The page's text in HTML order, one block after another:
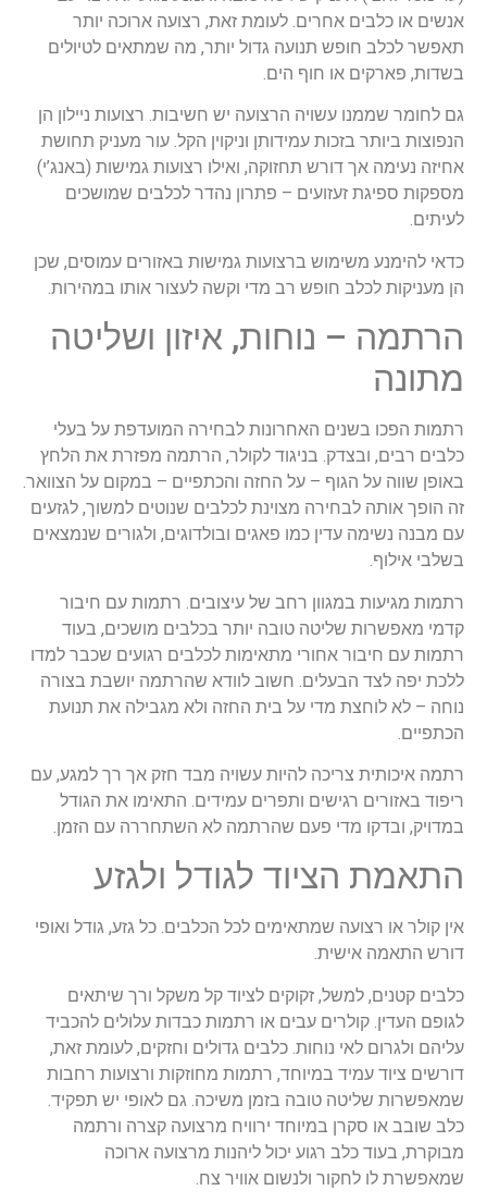
אנשים או כלבים אחרים. לעומת זאת, רצועה ארוכה יותר
תאפשר לכלב חופש תנועה גדול יותר, מה שמתאים לטיולים
בשדות, פארקים או חוף הים.
גם לחומר שממנו עשויה הרצועה יש חשיבות. רצועות ניילון הן
הנפוצות ביותר בזכות עמידותן וניקוין הקל. עור מעניק תחושת
אחיזה נעימה אך דורש תחזוקה, ואילו רצועות גמישות (באנג’י)
מספקות ספיגת זעזועים – פתרון נהדר לכלבים שמושכים
לעיתים.
כדאי להימנע משימוש ברצועות גמישות באזורים עמוסים, שכן
הן מעניקות לכלב חופש רב מדי וקשה לעצור אותו במהירות.
הרתמה – נוחות, איזון ושליטה
מתונה
רתמות הפכו בשנים האחרונות לבחירה המועדפת על בעלי
כלבים רבים, ובצדק. בניגוד לקולר, הרתמה מפזרת את הלחץ
באופן שווה על הגוף – על החזה והכתפיים – במקום על הצוואר.
זה הופך אותה לבחירה מצוינת לכלבים שנוטים למשוך, לגזעים
עם מבנה נשימה עדין כמו פאגים ובולדוגים, ולגורים שנמצאים
בשלבי אילוף.
רתמות מגיעות במגוון רחב של עיצובים. רתמות עם חיבור
קדמי מאפשרות שליטה טובה יותר בכלבים מושכים, בעוד
רתמות עם חיבור אחורי מתאימות לכלבים רגועים שכבר למדו
ללכת יפה לצד הבעלים. חשוב לוודא שהרתמה יושבת בצורה
נוחה – לא לוחצת מדי על בית החזה ולא מגבילה את תנועת
הכתפיים.
רתמה איכותית צריכה להיות עשויה מבד חזק אך רך למגע, עם
ריפוד באזורים רגישים ותפרים עמידים. התאימו את הגודל
במדויק, ובדקו מדי פעם שהרתמה לא השתחררה עם הזמן.
התאמת הציוד לגודל ולגזע
אין קולר או רצועה שמתאימים לכל הכלבים. כל גזע, גודל ואופי
דורש התאמה אישית.
כלבים קטנים, למשל, זקוקים לציוד קל משקל ורך שיתאים
לגופם העדין. קולרים עבים או רתמות כבדות עלולים להכביד
עליהם ולגרום לאי נוחות. כלבים גדולים וחזקים, לעומת זאת,
דורשים ציוד עמיד במיוחד, רתמות מחוזקות ורצועות רחבות
שמאפשרות שליטה טובה בזמן משיכה. גם לאופי יש תפקיד.
כלב שובב או סקרן במיוחד ירוויח מרצועה קצרה ורתמה
מבוקרת, בעוד כלב רגוע יכול ליהנות מרצועה ארוכה
שמאפשרת לו לחקור ולנשום אוויר צח.